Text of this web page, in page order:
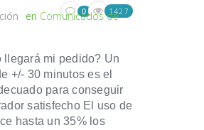
en Comunicados de
0 1427
llegará mi pedido? Un
+/- 30 minutos es el
para conseguir
satisfecho El uso de
hasta un 35% los